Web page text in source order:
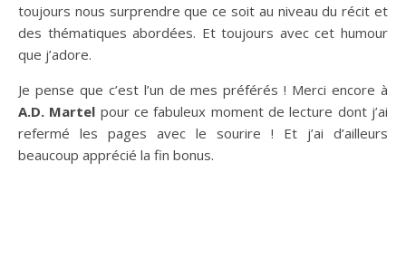
toujours nous surprendre que ce soit au niveau du récit et
des thématiques abordées. Et toujours avec cet humour
que j’adore.
Je pense que c’est l’un de mes préférés ! Merci encore à
A.D. Martel pour ce fabuleux moment de lecture dont j’ai
refermé les pages avec le sourire ! Et j’ai d’ailleurs
beaucoup apprécié la fin bonus.